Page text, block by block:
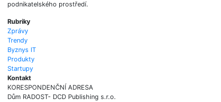
podnikatelského prostředí.
Rubriky
Zprávy
Trendy
Byznys IT
Produkty
Startupy
Kontakt
KORESPONDENČNÍ ADRESA
Dům RADOST- DCD Publishing s.r.o.